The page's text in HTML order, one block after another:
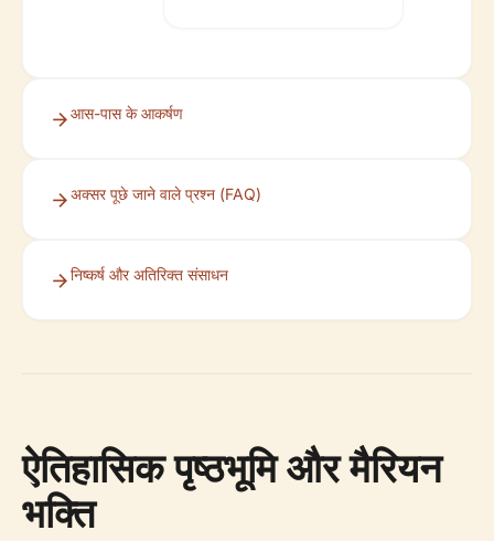
आस-पास के आकर्षण
अक्सर पूछे जाने वाले प्रश्न (FAQ)
निष्कर्ष और अतिरिक्त संसाधन
ऐतिहासिक पृष्ठभूमि और मैरियन
भक्ति